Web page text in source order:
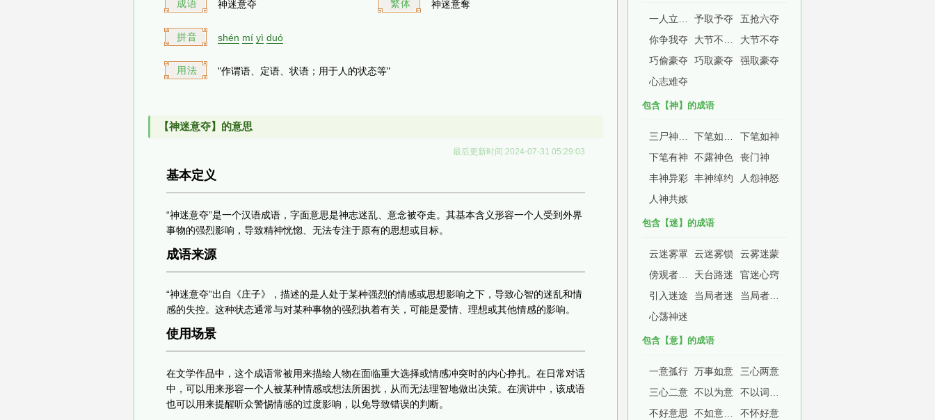
成语 神迷意夺 繁体 神迷意奪
拼音 shén mí yì duó
用法 "作谓语、定语、状语；用于人的状态等"
【神迷意夺】的意思
最后更新时间:2024-07-31 05:29:03
基本定义
“神迷意夺”是一个汉语成语，字面意思是神志迷乱、意念被夺走。其基本含义形容一个人受到外界
事物的强烈影响，导致精神恍惚、无法专注于原有的思想或目标。
成语来源
“神迷意夺”出自《庄子》，描述的是人处于某种强烈的情感或思想影响之下，导致心智的迷乱和情
感的失控。这种状态通常与对某种事物的强烈执着有关，可能是爱情、理想或其他情感的影响。
使用场景
在文学作品中，这个成语常被用来描绘人物在面临重大选择或情感冲突时的内心挣扎。在日常对话
中，可以用来形容一个人被某种情感或想法所困扰，从而无法理智地做出决策。在演讲中，该成语
也可以用来提醒听众警惕情感的过度影响，以免导致错误的判断。
予取予夺
五抢六夺
你争我夺
大节不夺
巧偷豪夺
巧取豪夺
强取豪夺
心志难夺
包含【神】的成语
下笔如神
下笔有神
不露神色
丧门神
丰神异彩 丰神绰约
人怨神怒
人神共嫉
包含【迷】的成语
云迷雾罩 云迷雾锁
云雾迷蒙
天台路迷
官迷心窍
引入迷途
当局者迷
当局者迷，旁观者清
心荡神迷
包含【意】的成语
一意孤行 万事如意
三心两意
三心二意 不以为意
不好意思
不怀好意